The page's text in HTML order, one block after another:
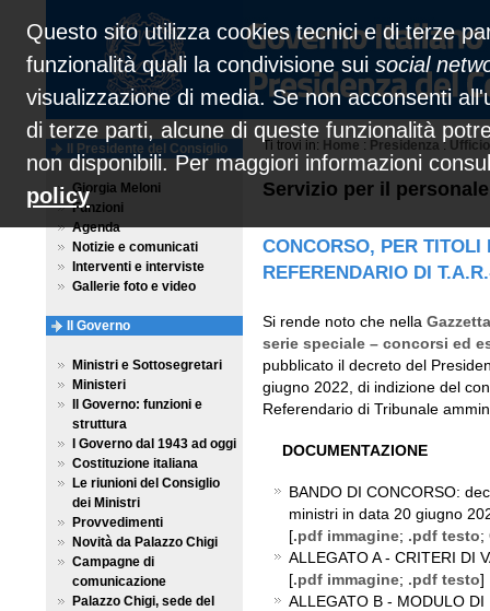
Questo sito utilizza cookies tecnici e di terze
funzionalità quali la condivisione sui social
visualizzazione di media. Se non acconsenti
di terze parti, alcune di queste funzionalità
non disponibili. Per maggiori informazioni
policy
Ti trovi in: Home : Presidenza :
Servizio per il
CONCORSO, PER TITOLI
REFERENDARIO DI
Si rende noto che nella
serie speciale – concorsi ed
pubblicato il decreto del
giugno 2022, di indizione del
Referendario di Tribunale
DOCUMENTAZIONE
BANDO DI CONCORSO:
ministri in data 20 giugno
[.pdf immagine; .pdf testo;
ALLEGATO A - CRITERI DI
[.pdf immagine; .pdf testo]
ALLEGATO B - MODULO
Il Presidente del Consiglio
Giorgia Meloni
Funzioni
Agenda
Notizie e comunicati
Interventi e interviste
Gallerie foto e video
Il Governo
Ministri e Sottosegretari
Ministeri
Il Governo: funzioni e
struttura
I Governo dal 1943 ad oggi
Costituzione italiana
Le riunioni del Consiglio
dei Ministri
Provvedimenti
Novità da Palazzo Chigi
Campagne di
comunicazione
Palazzo Chigi, sede del